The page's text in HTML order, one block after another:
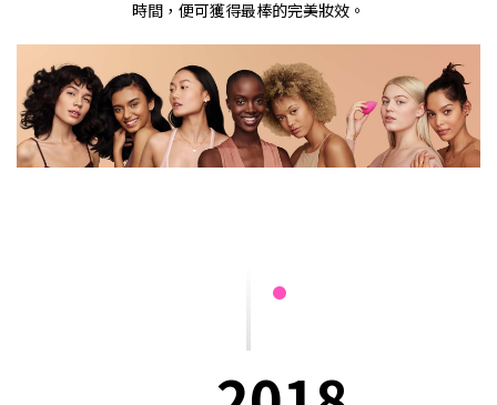
時間，便可獲得最棒的完美妝效。